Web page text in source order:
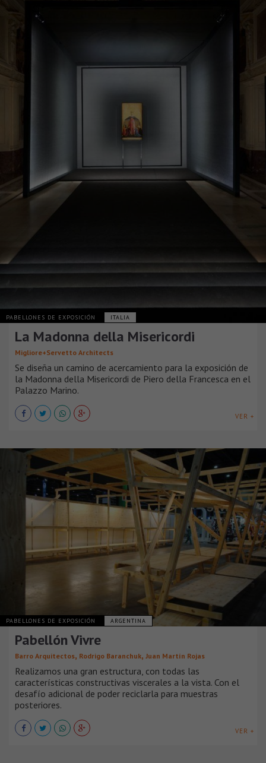
PABELLONES DE EXPOSICIÓN ITALIA
La Madonna della Misericordi
Migliore+Servetto Architects
Se diseña un camino de acercamiento para la exposición de
la Madonna della Misericordi de Piero della Francesca en el
Palazzo Marino.
VER +
PABELLONES DE EXPOSICIÓN ARGENTINA
Pabellón Vivre
Barro Arquitectos, Rodrigo Baranchuk, Juan Martín Rojas
Realizamos una gran estructura, con todas las
características constructivas viscerales a la vista. Con el
desafío adicional de poder reciclarla para muestras
posteriores.
VER +